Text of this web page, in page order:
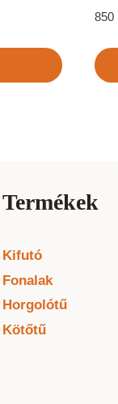
850
Termékek
Kifutó
Fonalak
Horgolótű
Kötőtű